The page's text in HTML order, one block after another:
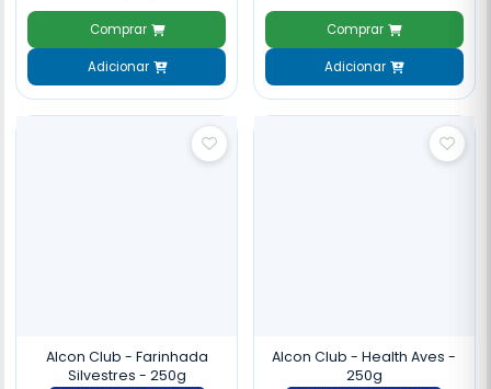
Comprar
Adicionar
Comprar
Adicionar
Alcon Club - Farinhada
Silvestres - 250g
Alcon Club - Health Aves -
250g